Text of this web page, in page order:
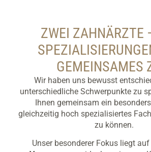
ZWEI ZAHNÄRZTE
GEMEINSAMES
Wir haben uns bewusst
unterschiedliche Schwerpunkte zu
Ihnen gemeinsam ein
gleichzeitig hoch spezialisiertes
zu können.
Unser besonderer Fokus liegt auf